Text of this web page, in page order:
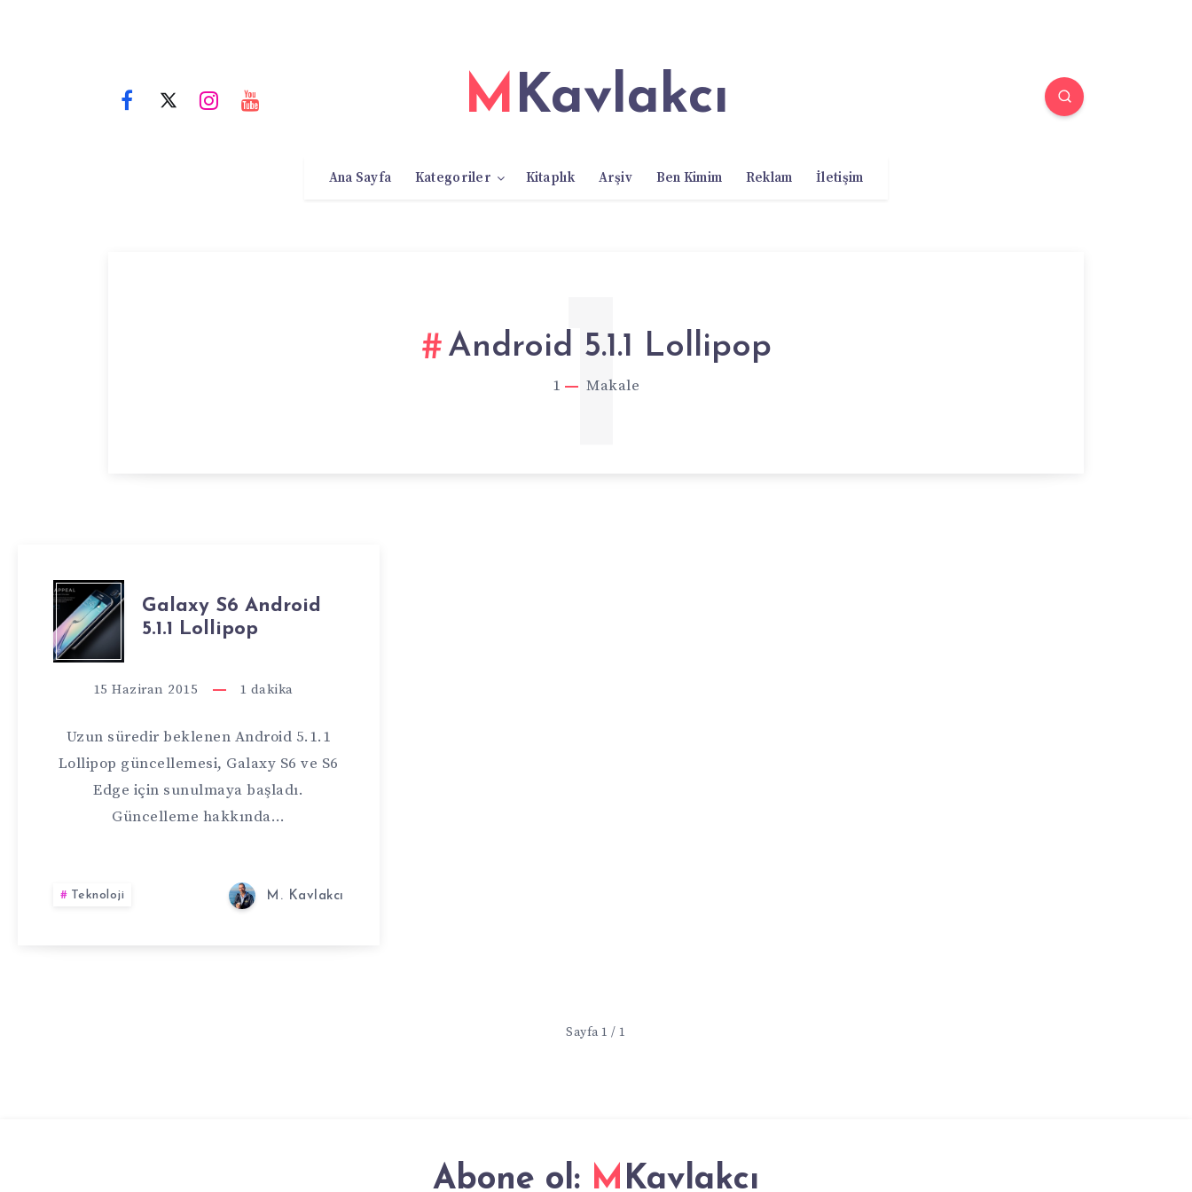
MKavlakcı
Ana Sayfa Kategoriler Kitaplık Arşiv Ben Kimim Reklam İletişim
Android 5.1.1 Lollipop
1 Makale
1
GALAXY
S6
ANDROID
5.1.1
LOLLIPOP
Galaxy S6 Android
5.1.1 Lollipop
15 Haziran 2015 1 dakika
Uzun süredir beklenen Android 5.1.1
Lollipop güncellemesi, Galaxy S6 ve S6
Edge için sunulmaya başladı.
Güncelleme hakkında…
Teknoloji M. Kavlakcı
Sayfa 1 / 1
Abone ol: MKavlakcı